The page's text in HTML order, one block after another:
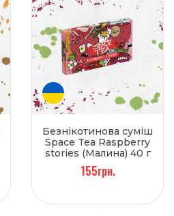
Безнікотинова суміш
Space Tea Raspberry
stories (Малина) 40 г
155грн.